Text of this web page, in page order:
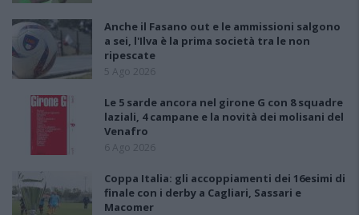
Anche il Fasano out e le ammissioni salgono
a sei, l'Ilva è la prima società tra le non
ripescate
5 Ago 2026
Le 5 sarde ancora nel girone G con 8 squadre
laziali, 4 campane e la novità dei molisani del
Venafro
6 Ago 2026
Coppa Italia: gli accoppiamenti dei 16esimi di
finale con i derby a Cagliari, Sassari e
Macomer